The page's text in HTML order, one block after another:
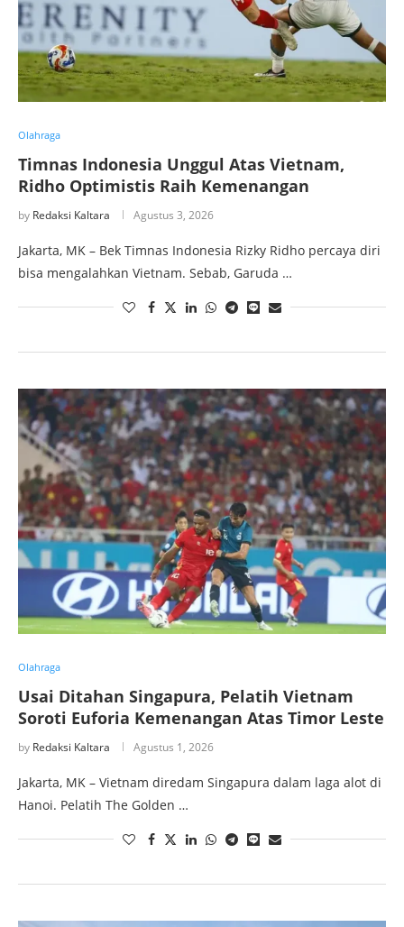
Olahraga
Timnas Indonesia Unggul Atas Vietnam,
Ridho Optimistis Raih Kemenangan
by Redaksi Kaltara Agustus 3, 2026
Jakarta, MK – Bek Timnas Indonesia Rizky Ridho percaya diri
bisa mengalahkan Vietnam. Sebab, Garuda …
Olahraga
Usai Ditahan Singapura, Pelatih Vietnam
Soroti Euforia Kemenangan Atas Timor Leste
by Redaksi Kaltara Agustus 1, 2026
Jakarta, MK – Vietnam diredam Singapura dalam laga alot di
Hanoi. Pelatih The Golden …